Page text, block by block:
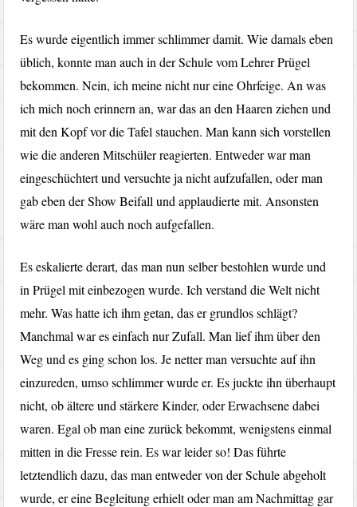
Es wurde eigentlich immer schlimmer damit. Wie damals eben
üblich, konnte man auch in der Schule vom Lehrer Prügel
bekommen. Nein, ich meine nicht nur eine Ohrfeige. An was
ich mich noch erinnern an, war das an den Haaren ziehen und
mit den Kopf vor die Tafel stauchen. Man kann sich vorstellen
wie die anderen Mitschüler reagierten. Entweder war man
eingeschüchtert und versuchte ja nicht aufzufallen, oder man
gab eben der Show Beifall und applaudierte mit. Ansonsten
wäre man wohl auch noch aufgefallen.
Es eskalierte derart, das man nun selber bestohlen wurde und
in Prügel mit einbezogen wurde. Ich verstand die Welt nicht
mehr. Was hatte ich ihm getan, das er grundlos schlägt?
Manchmal war es einfach nur Zufall. Man lief ihm über den
Weg und es ging schon los. Je netter man versuchte auf ihn
einzureden, umso schlimmer wurde er. Es juckte ihn überhaupt
nicht, ob ältere und stärkere Kinder, oder Erwachsene dabei
waren. Egal ob man eine zurück bekommt, wenigstens einmal
mitten in die Fresse rein. Es war leider so! Das führte
letztendlich dazu, das man entweder von der Schule abgeholt
wurde, er eine Begleitung erhielt oder man am Nachmittag gar